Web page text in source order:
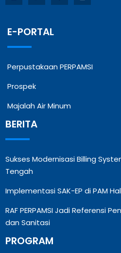
E-PORTAL
Perpustakaan PERPAMSI
Prospek
Majalah Air Minum
BERITA
Sukses Modernisasi Billing
Tengah
Implementasi SAK-EP di PAM
RAF PERPAMSI Jadi Referensi
dan Sanitasi
PROGRAM